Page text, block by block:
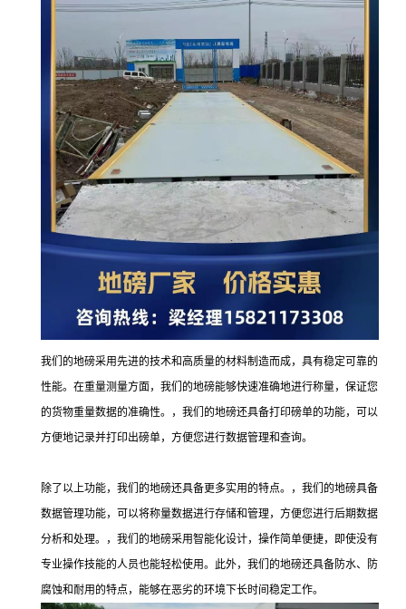
我们的地磅采用先进的技术和高质量的材料制造而成，具有稳定可靠的
性能。在重量测量方面，我们的地磅能够快速准确地进行称量，保证您
的货物重量数据的准确性。，我们的地磅还具备打印磅单的功能，可以
方便地记录并打印出磅单，方便您进行数据管理和查询。
除了以上功能，我们的地磅还具备更多实用的特点。，我们的地磅具备
数据管理功能，可以将称量数据进行存储和管理，方便您进行后期数据
分析和处理。，我们的地磅采用智能化设计，操作简单便捷，即使没有
专业操作技能的人员也能轻松使用。此外，我们的地磅还具备防水、防
腐蚀和耐用的特点，能够在恶劣的环境下长时间稳定工作。